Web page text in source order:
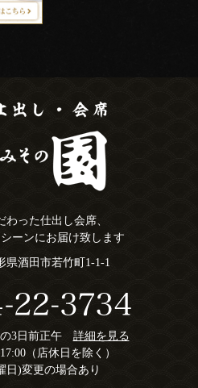
わった仕出し会席、
ーンにお届け致します
県酒田市若竹町1-1-1
3日前正午 詳細を見る
（店休日を除く）
日)変更の場合あり